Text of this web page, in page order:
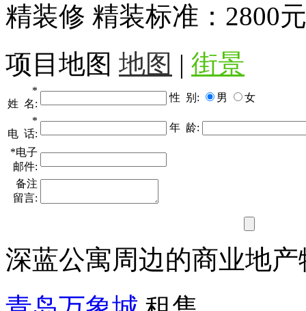
精装修 精装标准：2800
项目地图 地图 | 街景
*
姓 名:
性 别: 男
女
*
电 话:
年 龄:
*电子
邮件:
备注
留言:
深蓝公寓周边的商业地产